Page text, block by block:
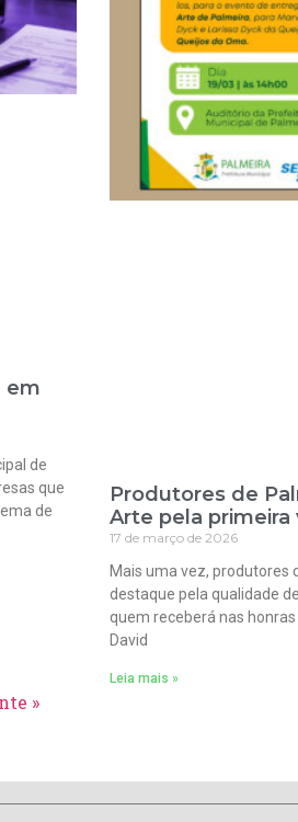
em
de
que
de
Produtores de
Arte pela primeira
17 de março de 2026
Mais uma vez, produtores
destaque pela qualidade
quem receberá nas
David
Leia mais »
»